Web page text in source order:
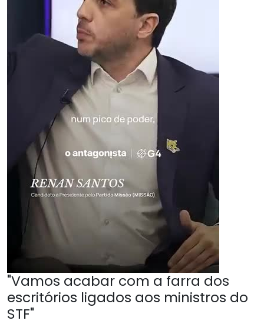
"Vamos acabar com a farra dos
escritórios ligados aos ministros do
STF"